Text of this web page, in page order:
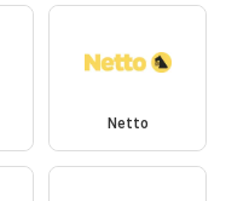
Netto